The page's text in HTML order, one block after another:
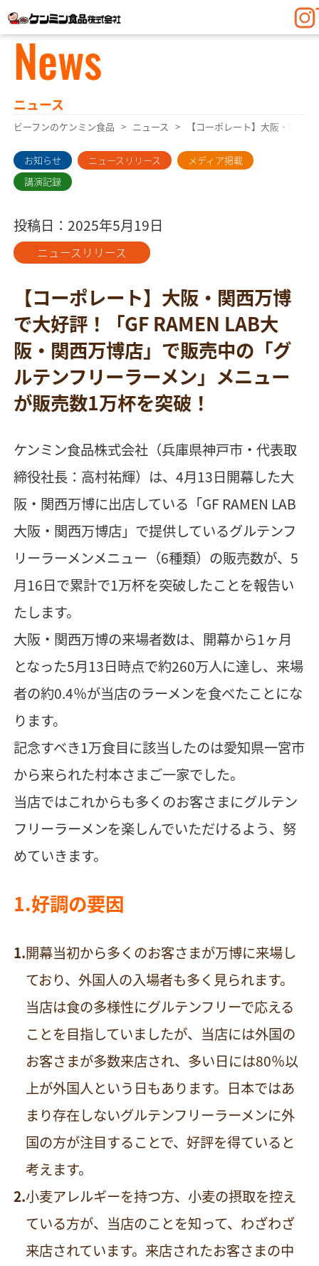
News
ニュース
ビーフンのケンミン食品 ニュース 【コーポレート】大阪・関西
お知らせ ニュースリリース
メディア掲載
講演記録
投稿日：2025年5月19日
ニュースリリース
【コーポレート】大阪・関西万博
で大好評！「GF RAMEN LAB大
阪・関西万博店」で販売中の「グ
ルテンフリーラーメン」メニュー
が販売数1万杯を突破！
ケンミン食品株式会社（兵庫県神戸市・代表取
締役社長：高村祐輝）は、4月13日開幕した大
阪・関西万博に出店している「GF RAMEN LAB
大阪・関西万博店」で提供しているグルテンフ
リーラーメンメニュー（6種類）の販売数が、5
月16日で累計で1万杯を突破したことを報告い
たします。
大阪・関西万博の来場者数は、開幕から1ヶ月
となった5月13日時点で約260万人に達し、来場
者の約0.4％が当店のラーメンを食べたことにな
ります。
記念すべき1万食目に該当したのは愛知県一宮市
から来られた村本さまご一家でした。
当店ではこれからも多くのお客さまにグルテン
フリーラーメンを楽しんでいただけるよう、努
めていきます。
1.好調の要因
開幕当初から多くのお客さまが万博に来場し
ており、外国人の入場者も多く見られます。
当店は食の多様性にグルテンフリーで応える
ことを目指していましたが、当店には外国の
お客さまが多数来店され、多い日には80％以
上が外国人という日もあります。日本ではあ
まり存在しないグルテンフリーラーメンに外
国の方が注目することで、好評を得ていると
考えます。
小麦アレルギーを持つ方、小麦の摂取を控え
ている方が、当店のことを知って、わざわざ
来店されています。来店されたお客さまの中